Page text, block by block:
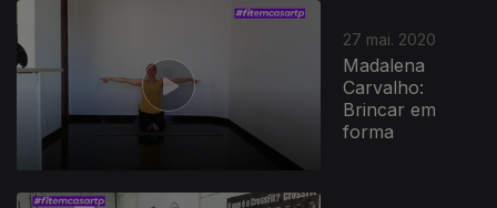
27 mai. 2020
Madalena
Carvalho:
Brincar em
forma